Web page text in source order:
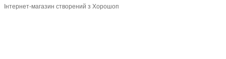
Інтернет-магазин створений з Хорошоп